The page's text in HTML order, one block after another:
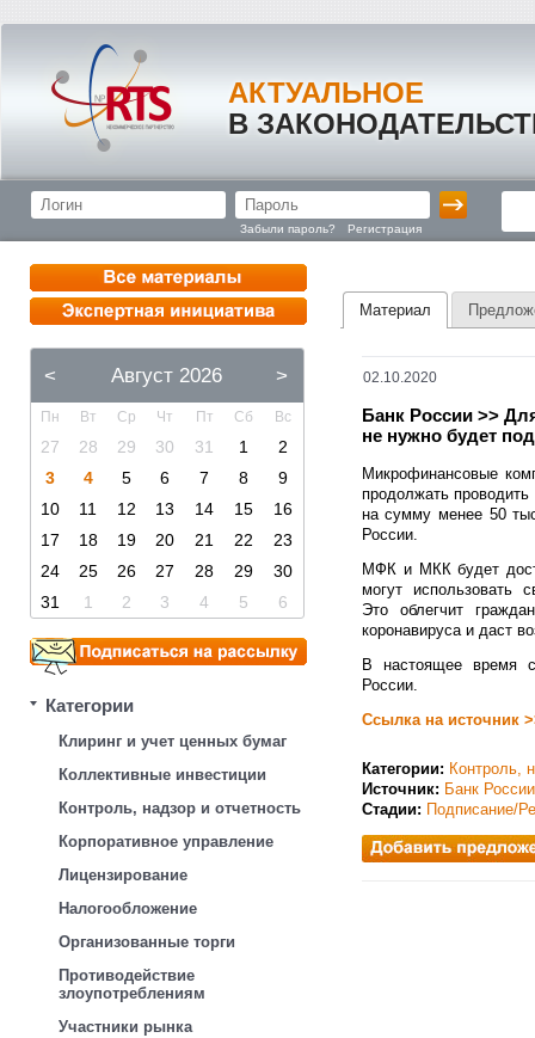
АКТУАЛЬНОЕ
В
Забыли пароль? Регистрация
< Август 2026 >
Пн Вт Ср Чт Пт Сб Вс
27 28 29 30 31 1
2
3
4 5 6 7 8
9
10
11 12 13 14 15
16
17
18 19 20 21 22
23
24
25 26 27 28 29
30
31
1 2 3 4 5 6
Категории
Клиринг и учет ценных бумаг
Коллективные инвестиции
Контроль, надзор и отчетность
Корпоративное управление
Лицензирование
Налогообложение
Организованные торги
Противодействие
злоупотреблениям
Участники рынка
Материал
02.10.2020
Банк России >>
не нужно будет
Микрофинансовые
продолжать
на сумму менее 50
России.
МФК и МКК будет
могут использовать
Это облегчит
коронавируса и даст
В настоящее время
России.
Ссылка на источник
Категории: Контроль,
Источник: Банк России
Стадии: Подписание/